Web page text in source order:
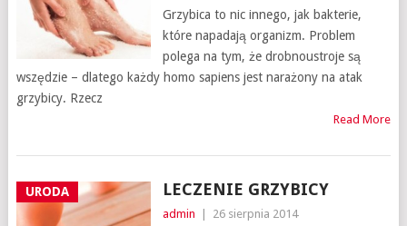
Grzybica to nic innego, jak bakterie,
które napadają organizm. Problem
polega na tym, że drobnoustroje są
wszędzie – dlatego każdy homo sapiens jest narażony na atak
grzybicy. Rzecz
Read More
URODA LECZENIE GRZYBICY
admin 26 sierpnia 2014